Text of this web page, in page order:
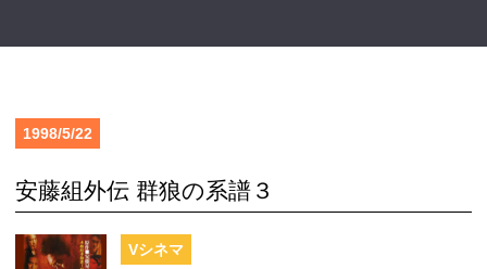
1998/5/22
安藤組外伝 群狼の系譜３
Vシネマ